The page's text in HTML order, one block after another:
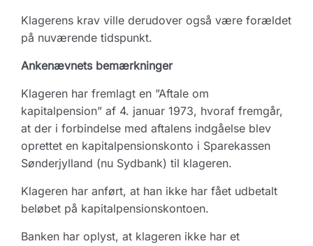
Klagerens krav ville derudover også være forældet
på nuværende tidspunkt.
Ankenævnets bemærkninger
Klageren har fremlagt en ”Aftale om
kapitalpension” af 4. januar 1973, hvoraf fremgår,
at der i forbindelse med aftalens indgåelse blev
oprettet en kapitalpensionskonto i Sparekassen
Sønderjylland (nu Sydbank) til klageren.
Klageren har anført, at han ikke har fået udbetalt
beløbet på kapitalpensionskontoen.
Banken har oplyst, at klageren ikke har et